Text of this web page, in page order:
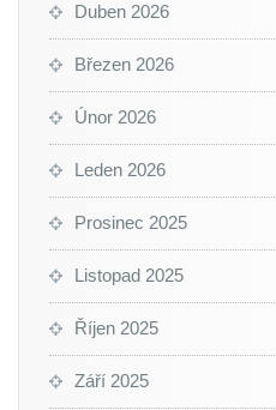
Duben 2026
Březen 2026
Únor 2026
Leden 2026
Prosinec 2025
Listopad 2025
Říjen 2025
Září 2025